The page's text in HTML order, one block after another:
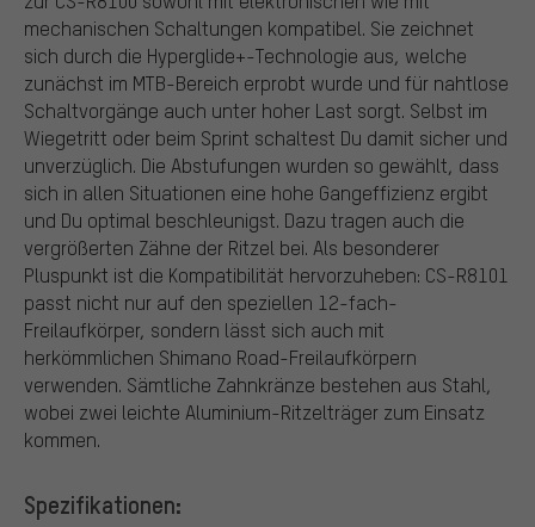
mechanischen Schaltungen kompatibel. Sie zeichnet
sich durch die Hyperglide+-Technologie aus, welche
zunächst im MTB-Bereich erprobt wurde und für nahtlose
Schaltvorgänge auch unter hoher Last sorgt. Selbst im
Wiegetritt oder beim Sprint schaltest Du damit sicher und
unverzüglich. Die Abstufungen wurden so gewählt, dass
sich in allen Situationen eine hohe Gangeffizienz ergibt
und Du optimal beschleunigst. Dazu tragen auch die
vergrößerten Zähne der Ritzel bei. Als besonderer
Pluspunkt ist die Kompatibilität hervorzuheben: CS-R8101
passt nicht nur auf den speziellen 12-fach-
Freilaufkörper, sondern lässt sich auch mit
herkömmlichen Shimano Road-Freilaufkörpern
verwenden. Sämtliche Zahnkränze bestehen aus Stahl,
wobei zwei leichte Aluminium-Ritzelträger zum Einsatz
kommen.
Spezifikationen: